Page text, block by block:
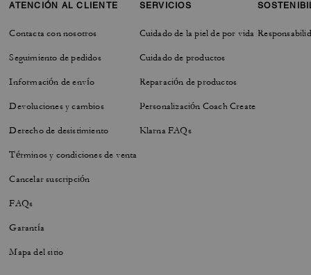
ATENCIÓN AL CLIENTE
Contacta con nosotros
Seguimiento de pedidos
Información de envío
Devoluciones y cambios
Derecho de desistimiento
Términos y condiciones de venta
Cancelar suscripción
FAQs
Garantía
Mapa del sitio
SERVICIOS
Cuidado de la piel de por vida
Cuidado de productos
Reparación de productos
Personalización Coach Create
Klarna FAQs